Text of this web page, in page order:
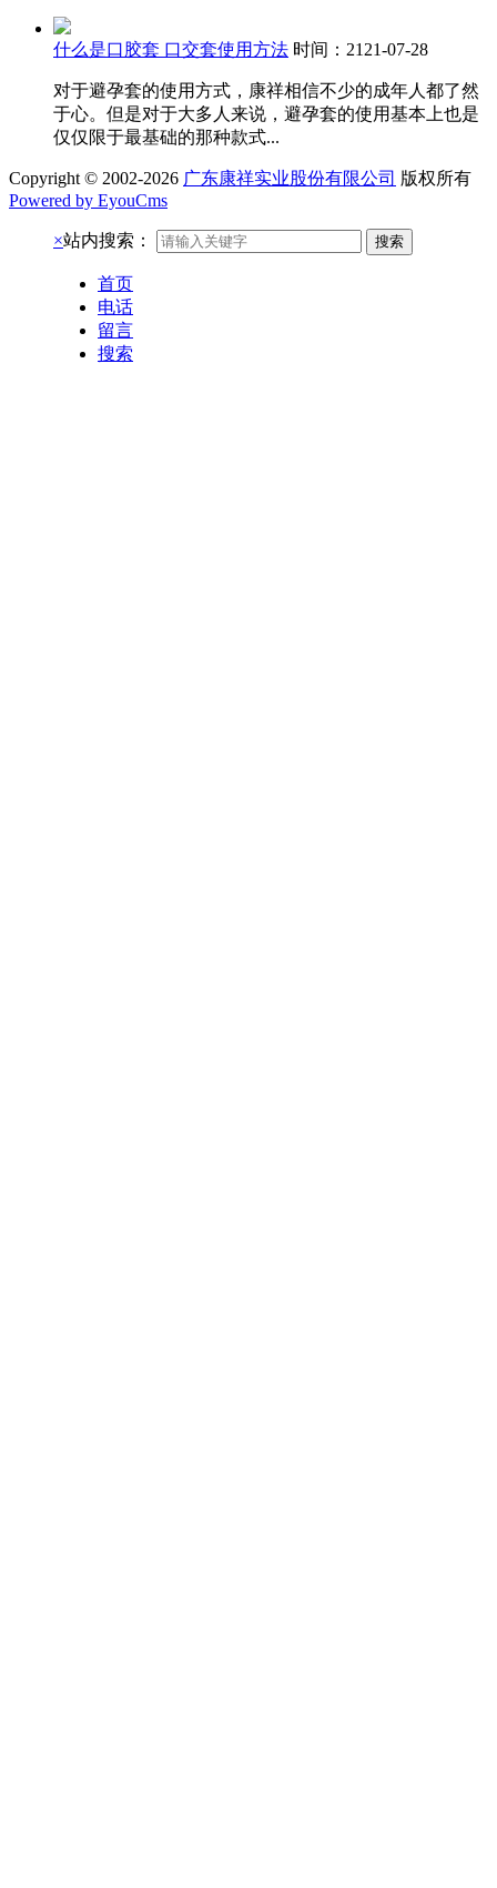
什么是口胶套 口交套使用方法 时间：2121-07-28
对于避孕套的使用方式，康祥相信不少的成年人都了然
于心。但是对于大多人来说，避孕套的使用基本上也是
仅仅限于最基础的那种款式...
Copyright © 2002-2026 广东康祥实业股份有限公司 版权所有
Powered by EyouCms
×站内搜索： 搜索
首页
电话
留言
搜索